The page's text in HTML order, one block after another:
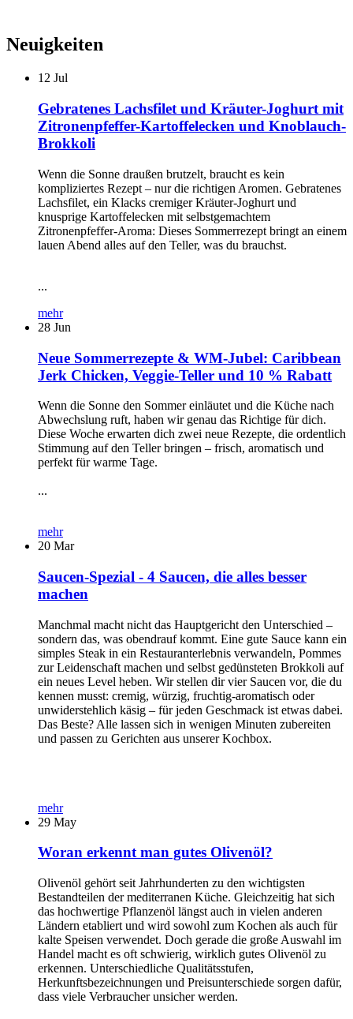
Neuigkeiten
12 Jul
Gebratenes Lachsfilet und Kräuter-Joghurt mit
Zitronenpfeffer-Kartoffelecken und Knoblauch-
Brokkoli
Wenn die Sonne draußen brutzelt, braucht es kein
kompliziertes Rezept – nur die richtigen Aromen. Gebratenes
Lachsfilet, ein Klacks cremiger Kräuter-Joghurt und
knusprige Kartoffelecken mit selbstgemachtem
Zitronenpfeffer-Aroma: Dieses Sommerrezept bringt an einem
lauen Abend alles auf den Teller, was du brauchst.
...
mehr
28 Jun
Neue Sommerrezepte & WM-Jubel: Caribbean
Jerk Chicken, Veggie-Teller und 10 % Rabatt
Wenn die Sonne den Sommer einläutet und die Küche nach
Abwechslung ruft, haben wir genau das Richtige für dich.
Diese Woche erwarten dich zwei neue Rezepte, die ordentlich
Stimmung auf den Teller bringen – frisch, aromatisch und
perfekt für warme Tage.
...
mehr
20 Mar
Saucen-Spezial - 4 Saucen, die alles besser
machen
Manchmal macht nicht das Hauptgericht den Unterschied –
sondern das, was obendrauf kommt. Eine gute Sauce kann ein
simples Steak in ein Restauranterlebnis verwandeln, Pommes
zur Leidenschaft machen und selbst gedünsteten Brokkoli auf
ein neues Level heben. Wir stellen dir vier Saucen vor, die du
kennen musst: cremig, würzig, fruchtig-aromatisch oder
unwiderstehlich käsig – für jeden Geschmack ist etwas dabei.
Das Beste? Alle lassen sich in wenigen Minuten zubereiten
und passen zu Gerichten aus unserer Kochbox.
mehr
29 May
Woran erkennt man gutes Olivenöl?
Olivenöl gehört seit Jahrhunderten zu den wichtigsten
Bestandteilen der mediterranen Küche. Gleichzeitig hat sich
das hochwertige Pflanzenöl längst auch in vielen anderen
Ländern etabliert und wird sowohl zum Kochen als auch für
kalte Speisen verwendet. Doch gerade die große Auswahl im
Handel macht es oft schwierig, wirklich gutes Olivenöl zu
erkennen. Unterschiedliche Qualitätsstufen,
Herkunftsbezeichnungen und Preisunterschiede sorgen dafür,
dass viele Verbraucher unsicher werden.